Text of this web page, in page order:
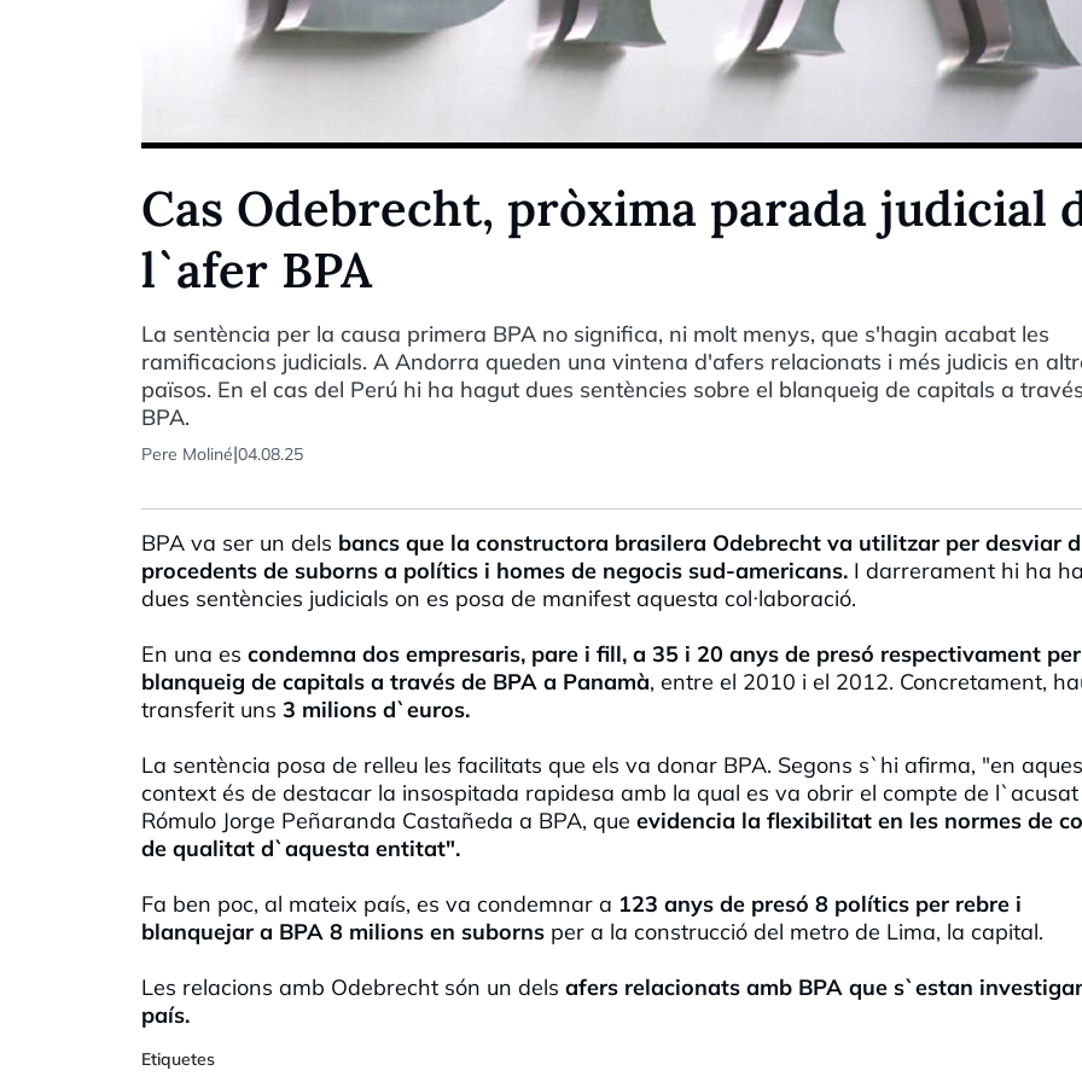
Cas Odebrecht, pròxima parada judicial
l`afer BPA
La sentència per la causa primera BPA no significa, ni molt menys, que s'hagin acabat les
ramificacions judicials. A Andorra queden una vintena d'afers relacionats i més judicis en
països. En el cas del Perú hi ha hagut dues sentències sobre el blanqueig de capitals a
BPA.
Pere Moliné|04.08.25
BPA va ser un dels bancs que la constructora brasilera Odebrecht va utilitzar per desviar
procedents de suborns a polítics i homes de negocis sud-americans. I darrerament hi ha
dues sentències judicials on es posa de manifest aquesta col·laboració.
En una es condemna dos empresaris, pare i fill, a 35 i 20 anys de presó respectivament per
blanqueig de capitals a través de BPA a Panamà, entre el 2010 i el 2012. Concretament,
transferit uns 3 milions d`euros.
La sentència posa de relleu les facilitats que els va donar BPA. Segons s`hi afirma, "en
context és de destacar la insospitada rapidesa amb la qual es va obrir el compte de l`acusat
Rómulo Jorge Peñaranda Castañeda a BPA, que evidencia la flexibilitat en les normes de
de qualitat d`aquesta entitat".
Fa ben poc, al mateix país, es va condemnar a 123 anys de presó 8 polítics per rebre i
blanquejar a BPA 8 milions en suborns per a la construcció del metro de Lima, la capital.
Les relacions amb Odebrecht són un dels afers relacionats amb BPA que s`estan
país.
Etiquetes